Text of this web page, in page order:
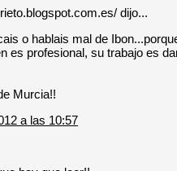
dijo...
o hablais mal de
es profesional, su trabajo es
Murcia!!
a las 10:57